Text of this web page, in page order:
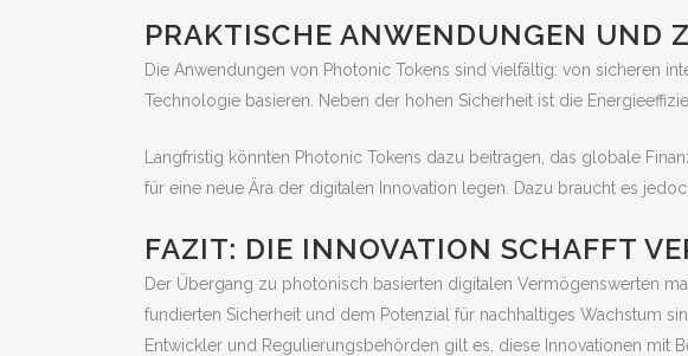
PRAKTISCHE ANWENDUNGEN UND
Die Anwendungen von Photonic Tokens sind vielfältig: von sicheren
Technologie basieren. Neben der hohen Sicherheit ist die
Langfristig könnten Photonic Tokens dazu beitragen, das globale
für eine neue Ära der digitalen Innovation legen. Dazu braucht es
FAZIT: DIE INNOVATION SCHAFFT
Der Übergang zu photonisch basierten digitalen Vermögenswerten
fundierten Sicherheit und dem Potenzial für nachhaltiges Wachstum
Entwickler und Regulierungsbehörden gilt es, diese Innovationen mit